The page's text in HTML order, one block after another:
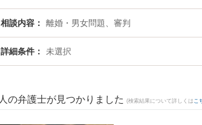
相談内容 離婚・男女問題、審判
詳細条件 未選択
人の弁護士が見つかりました (検索結果について詳しくは こ